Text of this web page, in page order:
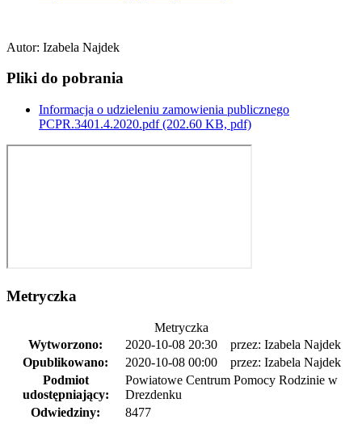
Autor: Izabela Najdek
Pliki do pobrania
Informacja o udzieleniu zamowienia publicznego
PCPR.3401.4.2020.pdf(202.60 KB, pdf)
Metryczka
Metryczka
Wytworzono:
2020-10-08 20:30
przez: Izabela Najdek
Opublikowano:
2020-10-08 00:00
przez: Izabela Najdek
Podmiot
udostępniający:
Powiatowe Centrum Pomocy Rodzinie w
Drezdenku
Odwiedziny:
8477